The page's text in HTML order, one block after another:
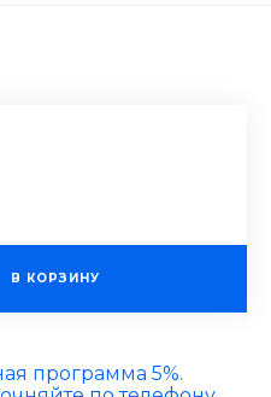
В КОРЗИНУ
программа 5%.